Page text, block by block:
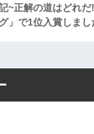
~正解の道はどれ
」で1位入賞しまし